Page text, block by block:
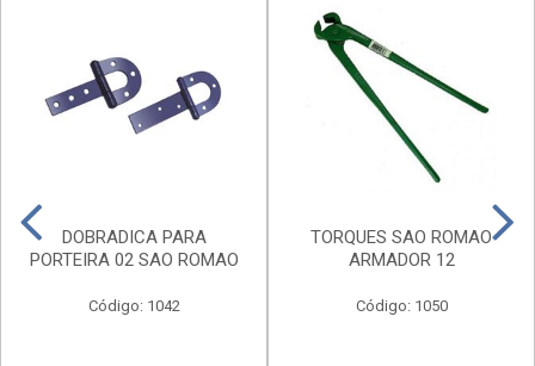
DOBRADICA PARA
PORTEIRA 02 SAO ROMAO
Código: 1042
TORQUES SAO ROMAO
ARMADOR 12
Código: 1050